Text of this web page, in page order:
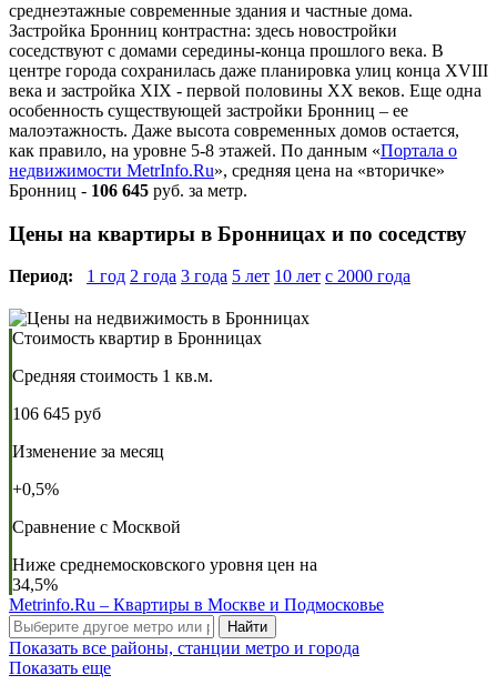
среднеэтажные современные здания и частные дома.
Застройка Бронниц контрастна: здесь новостройки
соседствуют с домами середины-конца прошлого века. В
центре города сохранилась даже планировка улиц конца XVIII
века и застройка XIX - первой половины XX веков. Еще одна
особенность существующей застройки Бронниц – ее
малоэтажность. Даже высота современных домов остается,
как правило, на уровне 5-8 этажей. По данным «Портала о
недвижимости MetrInfo.Ru», средняя цена на «вторичке»
Бронниц - 106 645 руб. за метр.
Цены на квартиры в Бронницах и по соседству
Период: 1 год 2 года 3 года 5 лет 10 лет с 2000 года
Стоимость квартир в Бронницах
Средняя стоимость 1 кв.м.
106 645 руб
Изменение за месяц
+0,5%
Сравнение с Москвой
Ниже среднемосковского уровня цен на
34,5%
Metrinfo.Ru – Квартиры в Москве и Подмосковье
Найти
Показать все районы, станции метро и города
Показать еще